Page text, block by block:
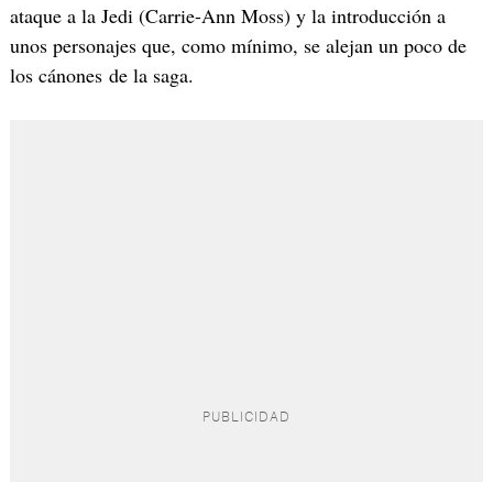
ataque a la Jedi (Carrie-Ann Moss) y la introducción a
unos personajes que, como mínimo, se alejan un poco de
los cánones de la saga.